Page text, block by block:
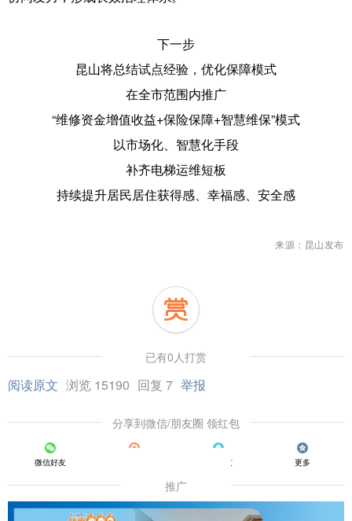
下一步
昆山将总结试点经验，优化保障模式
在全市范围内推广
“维修资金增值收益+保险保障+智慧维保”模式
以市场化、智慧化手段
补齐电梯运维短板
持续提升居民居住获得感、幸福感、安全感
来源：昆山发布
已有0人打赏
阅读原文 浏览 15190 回复 7 举报
分享到微信/朋友圈 领红包
微信好友 QQ好友 更多
推广